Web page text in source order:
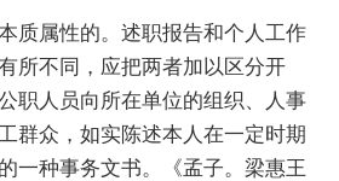
属性的。述职报告和个人工作
所不同，应把两者加以区分开
职人员向所在单位的组织、人事
群众，如实陈述本人在一定时期
一种事务文书。《孟子。梁惠王